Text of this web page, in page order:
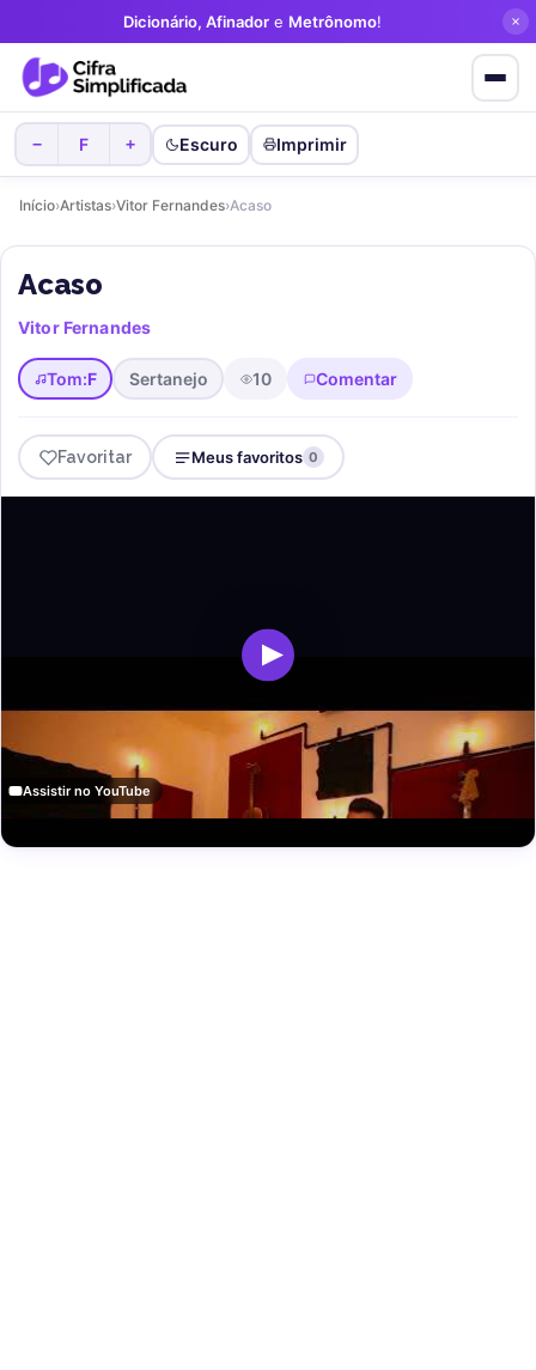
Dicionário, Afinador e Metrônomo!
− F + Escuro Imprimir
Início›Artistas›Vitor Fernandes›Acaso
Acaso
Vitor Fernandes
Tom:F Sertanejo 10 Comentar
Favoritar Meus favoritos 0
Assistir no YouTube